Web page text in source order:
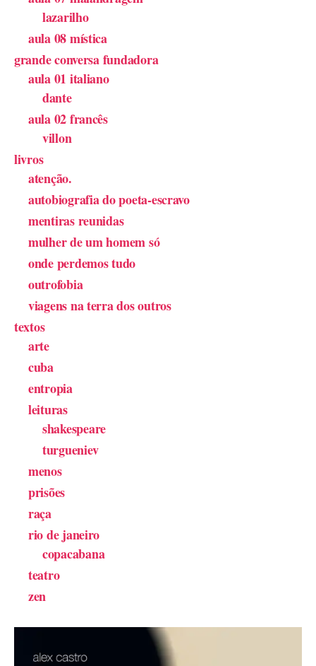
lazarilho
aula 08 mística
grande conversa fundadora
aula 01 italiano
dante
aula 02 francês
villon
livros
atenção.
autobiografia do poeta-escravo
mentiras reunidas
mulher de um homem só
onde perdemos tudo
outrofobia
viagens na terra dos outros
textos
arte
cuba
entropia
leituras
shakespeare
turgueniev
menos
prisões
raça
rio de janeiro
copacabana
teatro
zen